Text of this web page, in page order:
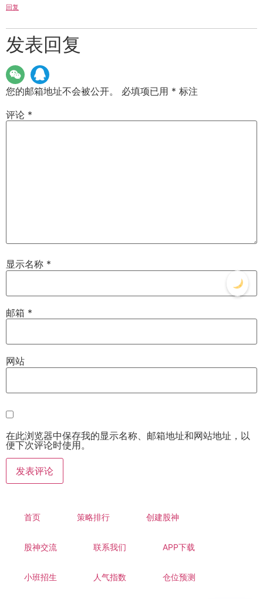
回复
发表回复
您的邮箱地址不会被公开。 必填项已用 * 标注
评论 *
显示名称 *
邮箱 *
网站
在此浏览器中保存我的显示名称、邮箱地址和网站地址，以
便下次评论时使用。
首页 策略排行 创建股神
股神交流 联系我们 APP下载
小班招生 人气指数 仓位预测